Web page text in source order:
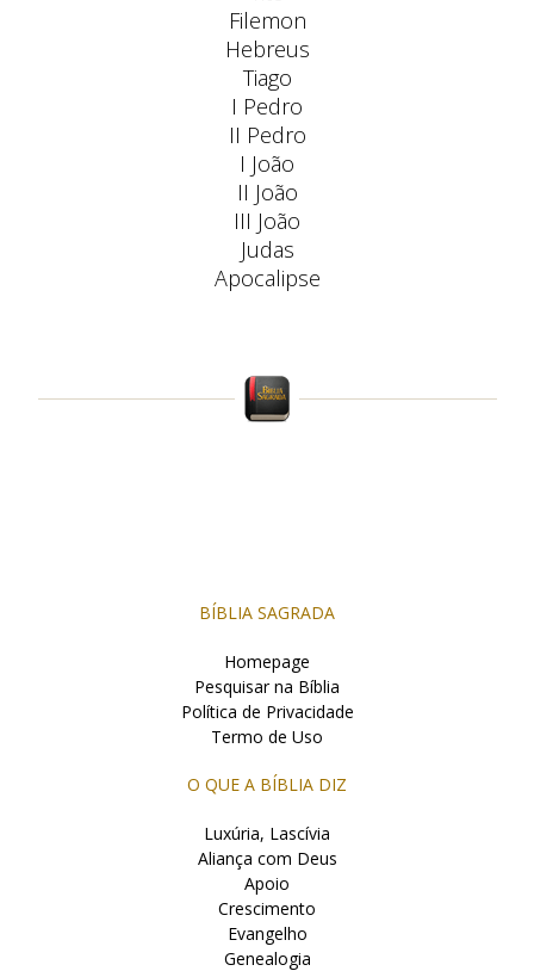
Filemon
Hebreus
Tiago
I Pedro
II Pedro
I João
II João
III João
Judas
Apocalipse
BÍBLIA SAGRADA
Homepage
Pesquisar na Bíblia
Política de Privacidade
Termo de Uso
O QUE A BÍBLIA DIZ
Luxúria, Lascívia
Aliança com Deus
Apoio
Crescimento
Evangelho
Genealogia